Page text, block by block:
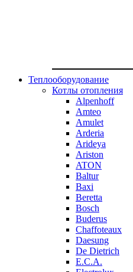
Теплооборудование
Котлы отопления
Alpenhoff
Amteo
Amulet
Arderia
Arideya
Ariston
ATON
Baltur
Baxi
Beretta
Bosch
Buderus
Chaffoteaux
Daesung
De Dietrich
E.C.A.